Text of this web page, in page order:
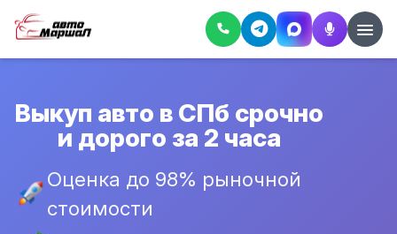
Выкуп авто в СПб срочно
и дорого за 2 часа
Оценка до 98% рыночной
стоимости